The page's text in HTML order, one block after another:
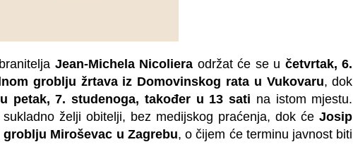
Jean-Michela Nicoliera održat će se u četvrtak, 6.
groblju žrtava iz Domovinskog rata u Vukovaru, dok
u petak, 7. studenoga, također u 13 sati na istom mjestu.
želji obitelji, bez medijskog praćenja, dok ćeJosip
groblju Miroševac u Zagrebu, o čijem će terminu javnost biti